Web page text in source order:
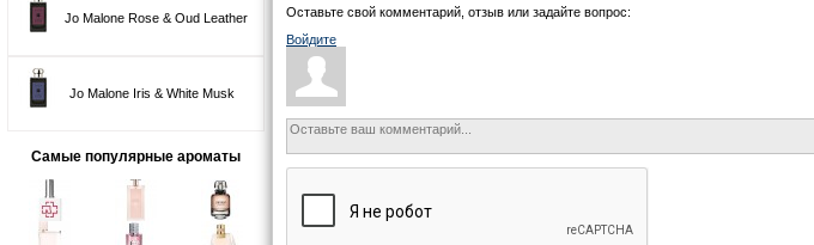
Jo Malone Rose & Oud Leather
Jo Malone Iris & White Musk
Самые популярные ароматы
Оставьте свой комментарий, отзыв или задайте вопрос:
Войдите